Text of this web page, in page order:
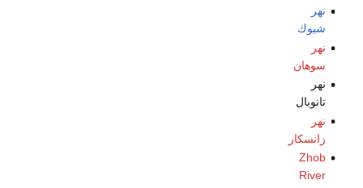
نهر
شيوك
نهر
سوهان
نهر
تانوبال
نهر
زانسكار
Zhob
River